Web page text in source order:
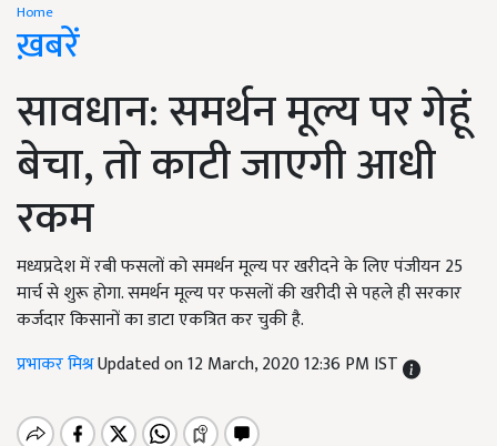
Home
ख़बरें
सावधान: समर्थन मूल्य पर गेहूं
बेचा, तो काटी जाएगी आधी
रकम
मध्यप्रदेश में रबी फसलों को समर्थन मूल्य पर खरीदने के लिए पंजीयन 25
मार्च से शुरू होगा. समर्थन मूल्य पर फसलों की खरीदी से पहले ही सरकार
कर्जदार किसानों का डाटा एकत्रित कर चुकी है.
प्रभाकर मिश्रUpdated on 12 March, 2020 12:36 PM IST